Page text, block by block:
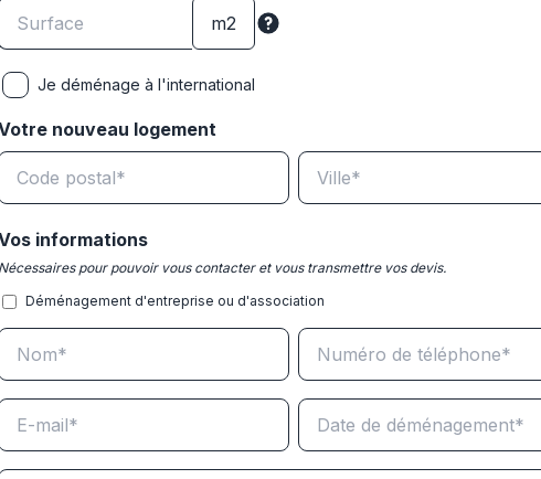
Je déménage à l'international
nouveau logement
informations
Nécessaires pour pouvoir vous contacter et vous transmettre vos devis.
Déménagement d'entreprise ou d'association